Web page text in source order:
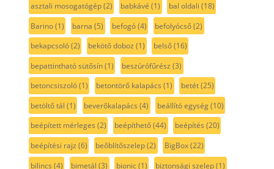
asztali mosogatógép(2) babkávé (1) bal oldali (18)
Barino(1) barna (5) befogó(4) befolyócső(2)
bekapcsoló(2) bekötő doboz (1) belső(16)
bepattintható sütősín(1) beszúrófűrész (3)
betoncsiszoló(1) betontörő kalapács (1) betét(25)
betöltő tál (1) beverőkalapács (4) beállító egység(10)
beépített mérleges (2) beépíthető(44) beépítés (20)
beépítési rajz (6) beőblítőszelep(2) BigBox(22)
bilincs (4) bimetál (3) bionic(1) biztonsági szelep(1)